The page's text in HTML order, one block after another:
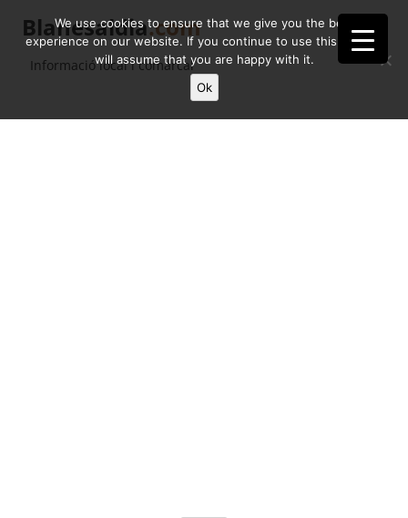
Blanesaldia.com
Informació local i comarcal
We use cookies to ensure that we give you the best
experience on our website. If you continue to use this site we
will assume that you are happy with it.
Ok